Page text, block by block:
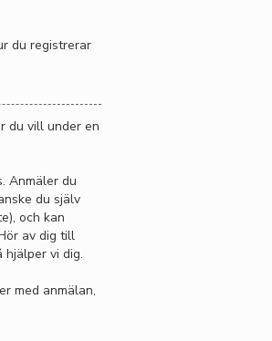
du registrerar
du vill under en
Anmäler du
du själv
och kan
av dig till
hjälper vi dig.
med anmälan,